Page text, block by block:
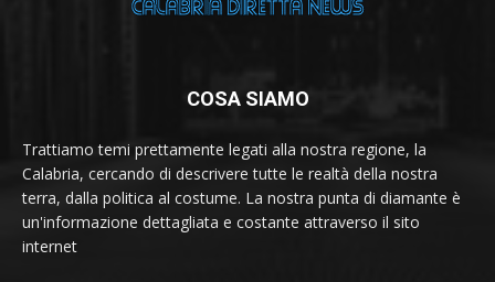
COSA SIAMO
Trattiamo temi prettamente legati alla nostra regione, la
Calabria, cercando di descrivere tutte le realtà della nostra
terra, dalla politica al costume. La nostra punta di diamante è
un'informazione dettagliata e costante attraverso il sito
internet